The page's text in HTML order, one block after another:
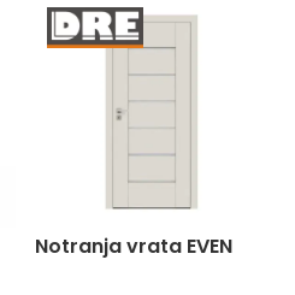
Notranja vrata EVEN